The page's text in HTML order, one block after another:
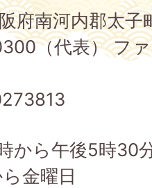
南河内郡太子
（代表） フ
から午後5時30
金曜日